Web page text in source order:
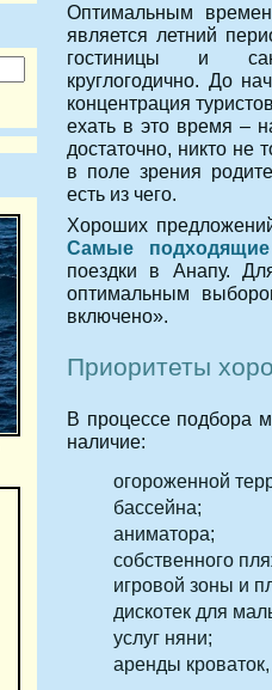
Оптимальным
является летний
гостиницы и
круглогодично. До
концентрация
ехать в это время –
достаточно, никто не
в поле зрения
есть из чего.
Хороших
Cамые
поездки в Анапу.
оптимальным
включено».
Приоритеты
В процессе подбора
наличие:
огороженной
бассейна;
аниматора;
собственного
игровой зоны и
дискотек для
услуг няни;
аренды кроваток,